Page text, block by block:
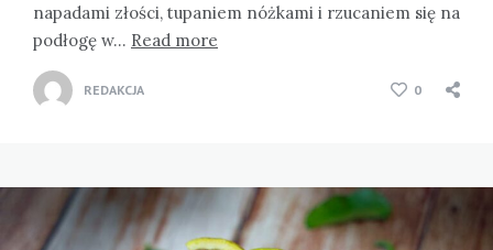
napadami złości, tupaniem nóżkami i rzucaniem się na
podłogę w… Read more
REDAKCJA 0